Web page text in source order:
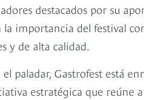
destacados por su
la importancia del festival
y de alta calidad.
el paladar, Gastrofest está
estratégica que reúne